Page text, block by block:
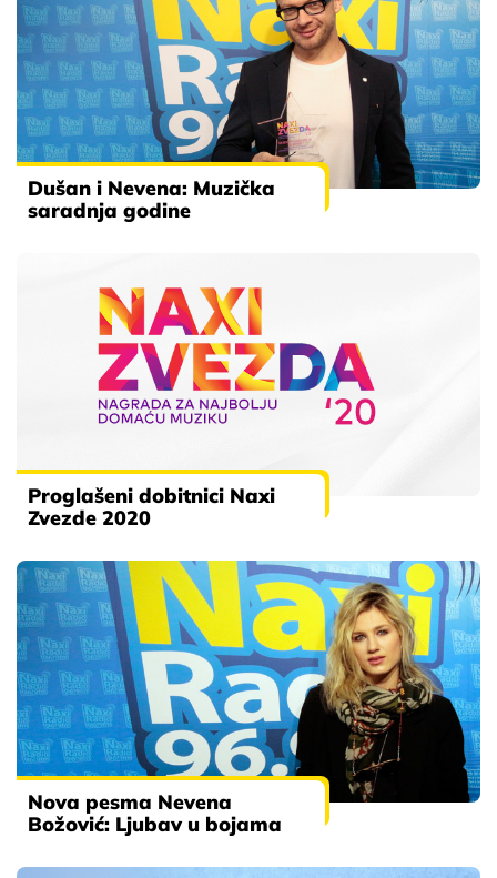
Dušan i Nevena: Muzička
saradnja godine
Proglašeni dobitnici Naxi
Zvezde 2020
Nova pesma Nevena
Božović: Ljubav u bojama